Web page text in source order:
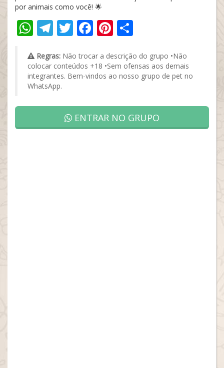
por animais como você! 🌟
WhatsApp
Telegram
Twitter
Facebook
Pinterest
Regras: Não trocar a descrição do grupo •Não
colocar conteúdos +18 •Sem ofensas aos demais
integrantes. Bem-vindos ao nosso grupo de pet no
WhatsApp.
ENTRAR NO GRUPO